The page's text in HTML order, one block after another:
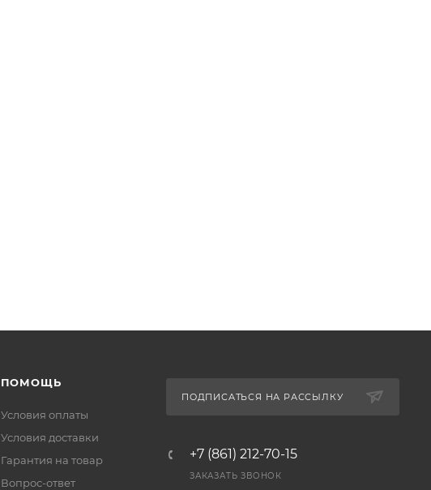
ПОМОЩЬ
Условия оплаты
Условия доставки
Гарантия на товар
Вопрос-ответ
ПОДПИСАТЬСЯ НА РАССЫЛКУ
+7 (861) 212-70-15
ЗАКАЗАТЬ ЗВОНОК